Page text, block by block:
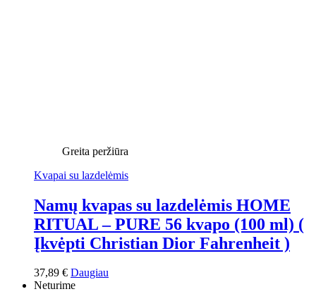
Greita peržiūra
Kvapai su lazdelėmis
Namų kvapas su lazdelėmis HOME
RITUAL – PURE 56 kvapo (100 ml) (
Įkvėpti Christian Dior Fahrenheit )
37,89 € Daugiau
Neturime